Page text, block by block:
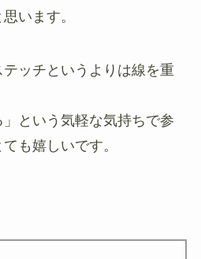
います。
ッチというよりは線を重
」という気軽な気持ちで参
も嬉しいです。